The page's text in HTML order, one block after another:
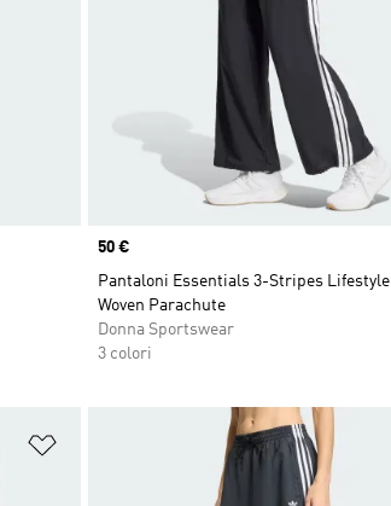
Price
50 €
Pantaloni Essentials 3-Stripes Lifestyle
Woven Parachute
Donna Sportswear
3 colori
Aggiungi alla lista dei desideri